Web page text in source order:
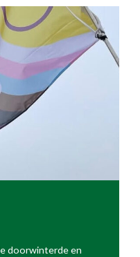
doorwinterde en